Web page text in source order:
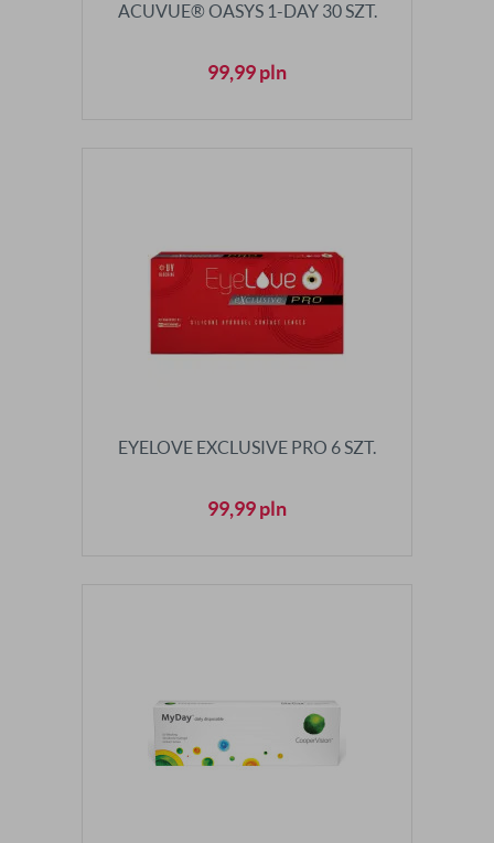
ACUVUE® OASYS 1-DAY 30 SZT.
99,99pln
EYELOVE EXCLUSIVE PRO 6 SZT.
99,99pln